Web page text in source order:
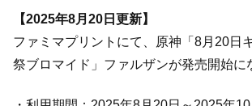
【2025年8月20日更新】
ファミマプリントにて、原神「8月20日
祭ブロマイド」ファルザンが発売開始に